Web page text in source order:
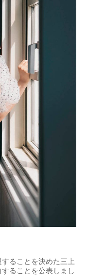
ることを決めた三上
ることを公表しまし